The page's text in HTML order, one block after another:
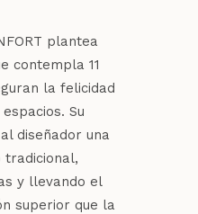
plantea
contempla 11
la felicidad
Su
diseñador una
tradicional,
y llevando el
superior que la